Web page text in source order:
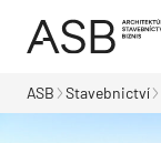
ASB Stavebnictví